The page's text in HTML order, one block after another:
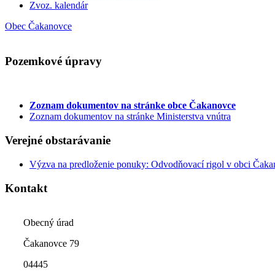
Zvoz. kalendár
Obec Čakanovce
Pozemkové úpravy
Zoznam dokumentov na stránke obce Čakanovce
Zoznam dokumentov na stránke Ministerstva vnútra
Verejné obstarávanie
Výzva na predloženie ponuky: Odvodňovací rigol v obci
Kontakt
Obecný úrad
Čakanovce 79
04445